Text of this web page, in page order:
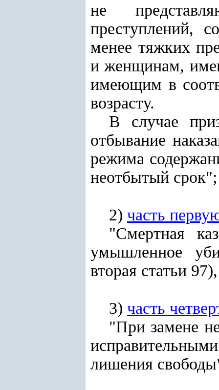
не
преступлений,
менее тяжких
и женщинам,
имеющим в
возрасту.
В случае
отбывание
режима
неотбытый срок";
2) часть
"Смертная
умышленное
вторая статьи
3) часть
"При замене
лишения